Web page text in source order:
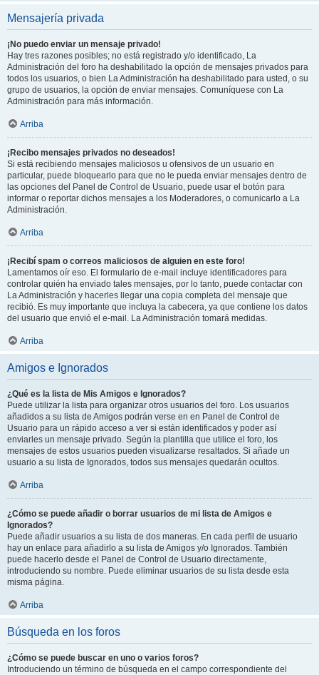
Mensajería privada
¡No puedo enviar un mensaje privado!
Hay tres razones posibles; no está registrado y/o identificado, La
Administración del foro ha deshabilitado la opción de mensajes privados para
todos los usuarios, o bien La Administración ha deshabilitado para usted, o su
grupo de usuarios, la opción de enviar mensajes. Comuníquese con La
Administración para más información.
Arriba
¡Recibo mensajes privados no deseados!
Si está recibiendo mensajes maliciosos u ofensivos de un usuario en
particular, puede bloquearlo para que no le pueda enviar mensajes dentro de
las opciones del Panel de Control de Usuario, puede usar el botón para
informar o reportar dichos mensajes a los Moderadores, o comunicarlo a La
Administración.
Arriba
¡Recibí spam o correos maliciosos de alguien en este foro!
Lamentamos oír eso. El formulario de e-mail incluye identificadores para
controlar quién ha enviado tales mensajes, por lo tanto, puede contactar con
La Administración y hacerles llegar una copia completa del mensaje que
recibió. Es muy importante que incluya la cabecera, ya que contiene los datos
del usuario que envió el e-mail. La Administración tomará medidas.
Arriba
Amigos e Ignorados
¿Qué es la lista de Mis Amigos e Ignorados?
Puede utilizar la lista para organizar otros usuarios del foro. Los usuarios
añadidos a su lista de Amigos podrán verse en en Panel de Control de
Usuario para un rápido acceso a ver si están identificados y poder así
enviarles un mensaje privado. Según la plantilla que utilice el foro, los
mensajes de estos usuarios pueden visualizarse resaltados. Si añade un
usuario a su lista de Ignorados, todos sus mensajes quedarán ocultos.
Arriba
¿Cómo se puede añadir o borrar usuarios de mi lista de Amigos e
Ignorados?
Puede añadir usuarios a su lista de dos maneras. En cada perfil de usuario
hay un enlace para añadirlo a su lista de Amigos y/o Ignorados. También
puede hacerlo desde el Panel de Control de Usuario directamente,
introduciendo su nombre. Puede eliminar usuarios de su lista desde esta
misma página.
Arriba
Búsqueda en los foros
¿Cómo se puede buscar en uno o varios foros?
Introduciendo un término de búsqueda en el campo correspondiente del